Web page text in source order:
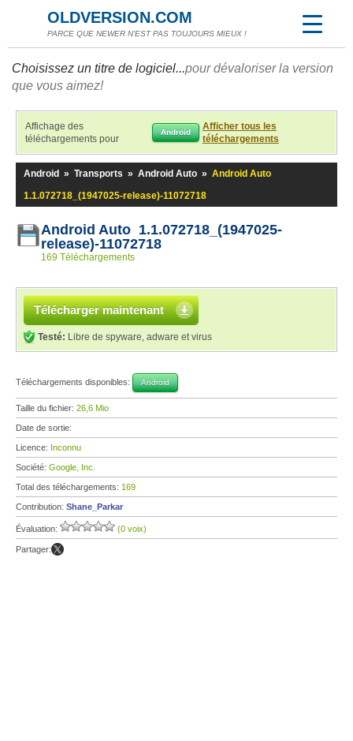
OLDVERSION.COM
PARCE QUE NEWER N'EST PAS TOUJOURS MIEUX !
Choisissez un titre de logiciel...pour dévaloriser la version
que vous aimez!
Affichage des
téléchargements pour
Android
Afficher tous les
téléchargements
Android » Transports » Android Auto » Android Auto
1.1.072718_(1947025-release)-11072718
Android Auto 1.1.072718_(1947025-
release)-11072718
169 Téléchargements
Télécharger maintenant
Testé: Libre de spyware, adware et virus
Téléchargements disponibles: Android
Taille du fichier: 26,6 Mio
Date de sortie:
Licence: Inconnu
Société: Google, Inc.
Total des téléchargements: 169
Contribution: Shane_Parkar
Évaluation: (0 voix)
Partager: